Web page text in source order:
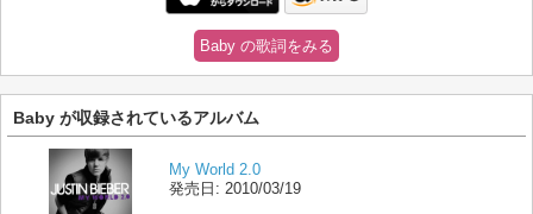
Baby の歌詞をみる
Baby が収録されているアルバム
My World 2.0
発売日: 2010/03/19